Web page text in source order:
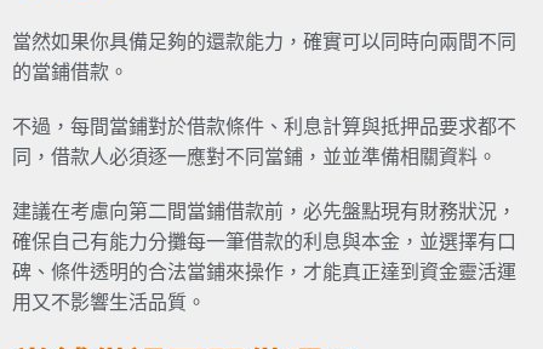
當然如果你具備足夠的還款能力，確實可以同時向兩間不同
的當鋪借款。
不過，每間當鋪對於借款條件、利息計算與抵押品要求都不
同，借款人必須逐一應對不同當鋪，並並準備相關資料。
建議在考慮向第二間當鋪借款前，必先盤點現有財務狀況，
確保自己有能力分攤每一筆借款的利息與本金，並選擇有口
碑、條件透明的合法當鋪來操作，才能真正達到資金靈活運
用又不影響生活品質。